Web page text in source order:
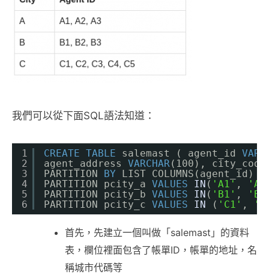
我們可以從下面SQL語法知道：
1
2
3
4
5
6
CREATE TABLE salemast ( agent_id
agent_address VARCHAR(100),
PARTITION BY
LIST COLUMNS(agent_id) (
PARTITION pcity_a VALUES IN ( 'A1' ,
PARTITION pcity_b VALUES IN ( 'B1' ,
PARTITION pcity_c VALUES IN ( 'C1' ,
首先，先建立一個叫做「salemast」的資料
表，欄位裡面包含了帳單ID，帳單的地址，名
稱城市代碼等